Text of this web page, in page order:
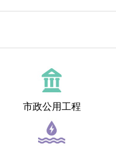
市政公用工程